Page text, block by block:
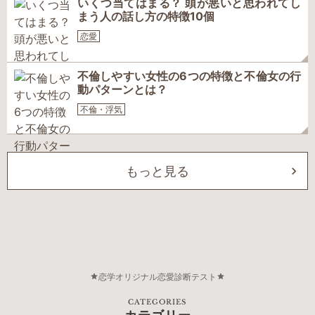
いくつ当てはまる？ 頭が悪いと思われてし
まう人の話し方の特徴10個
恋愛
不倫しやすい女性の6つの特徴と不倫女の行
動パターンとは？
不倫・浮気
もっと見る
恋学オリジナル恋愛診断テスト
CATEGORIES